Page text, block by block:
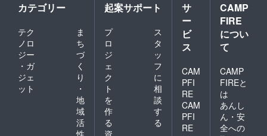
カテゴリー
テク
ノロ
ジー
・ガ
ジェ
ット
ま
ち
づ
く
り
・
地
域
活
起案サポート
プ
ロ
ジ
ェ
ク
ト
を
作
る
ス
タ
ッ
フ
に
相
談
す
る
サ
ー
ビ
ス
CAM
PFI
RE
CAM
PFI
RE
CAMP
FIRE
につい
て
CAMP
FIREと
は
あんし
ん・安
全への